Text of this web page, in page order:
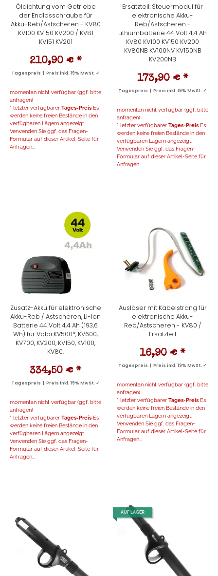
Öldichtung vom Getriebe
der Endlosschraube für
Akku-Reb/Astscheren - KV80
KV100 KV150 KV200 / KV81
KV151 KV201
210,90 € *
Tagespreis | Preis inkl. 19% MwSt. ✓
momentan nicht verfügbar (ggf. bitte
anfragen)
* letzter verfügbarer Tages-Preis Es
werden keine freien Bestände in den
verfügbaren Lägern angezeigt.
Verwenden Sie ggf. das Fragen-
Formular auf dieser Artikel-Seite für
Anfragen...
Ersatzteil: Steuermodul für
elektronische Akku-
Reb/Astscheren -
Lithiumbatterie 44 Volt 4,4 Ah
KV80 KV100 KV150 KV200
KV80NB KV100NV KV150NB
KV200NB
173,90 € *
Tagespreis | Preis inkl. 19% MwSt. ✓
momentan nicht verfügbar (ggf. bitte
anfragen)
* letzter verfügbarer Tages-Preis Es
werden keine freien Bestände in den
verfügbaren Lägern angezeigt.
Verwenden Sie ggf. das Fragen-
Formular auf dieser Artikel-Seite für
Anfragen...
Zusatz-Akku für elektronische
Akku-Reb / Astscheren, Li-Ion
Batterie 44 Volt 4,4 Ah (193,6
Wh) für Volpi KV500*, KV600,
KV700, KV200, KV150, KV100,
KV80,
334,50 € *
Tagespreis | Preis inkl. 19% MwSt. ✓
momentan nicht verfügbar (ggf. bitte
anfragen)
* letzter verfügbarer Tages-Preis Es
werden keine freien Bestände in den
verfügbaren Lägern angezeigt.
Verwenden Sie ggf. das Fragen-
Formular auf dieser Artikel-Seite für
Anfragen...
Auslöser mit Kabelstrang für
elektronische Akku-
Reb/Astscheren - KV80 /
Ersatzteil
16,90 € *
Tagespreis | Preis inkl. 19% MwSt. ✓
momentan nicht verfügbar (ggf. bitte
anfragen)
* letzter verfügbarer Tages-Preis Es
werden keine freien Bestände in den
verfügbaren Lägern angezeigt.
Verwenden Sie ggf. das Fragen-
Formular auf dieser Artikel-Seite für
Anfragen...
AUF LAGER